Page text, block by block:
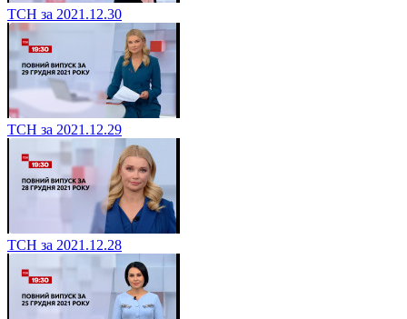
ТСН за 2021.12.30
ТСН за 2021.12.29
ТСН за 2021.12.28